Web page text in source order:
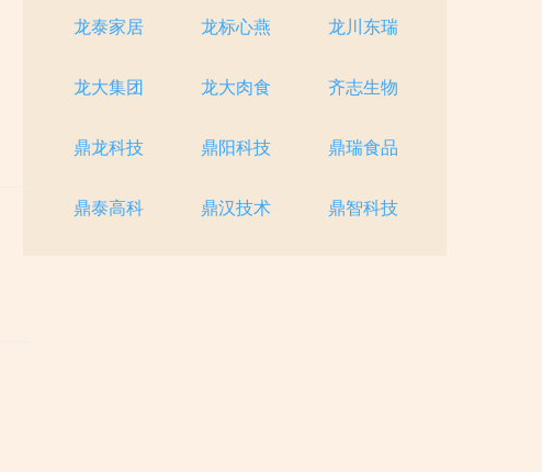
龙泰家居 龙标心燕 龙川东瑞
龙大集团 龙大肉食 齐志生物
鼎龙科技 鼎阳科技 鼎瑞食品
鼎泰高科 鼎汉技术 鼎智科技